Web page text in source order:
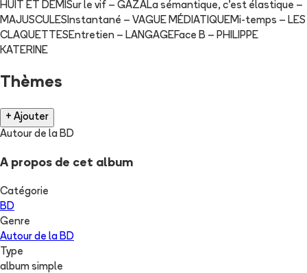
HUIT ET DEMISur le vif – GAZALa sémantique, c’est élastique –
MAJUSCULESInstantané – VAGUE MÉDIATIQUEMi-temps – LES
CLAQUETTESEntretien – LANGAGEFace B – PHILIPPE
KATERINE
Thèmes
+ Ajouter
Autour de la BD
A propos de cet album
Catégorie
BD
Genre
Autour de la BD
Type
album simple